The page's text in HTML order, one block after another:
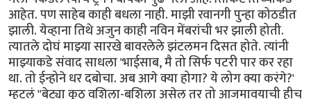
आहेत. पण साहेब काही बधला नाही. माझी रवानगी पुन्हा कोठडीत
झाली. येव्हाना तिथे अजुन काही नविन मेंबरांची भर झाली होती.
त्यातले दोघं माझ्या सारखे बावरलेले झंटलमन दिसत होते. त्यांनी
माझ्याकडे संवाद साधला 'भाईसाब, मै तो सिर्फ पटरी पार कर रहा
था. तो ईन्होने धर दबोचा. अब आगे क्या होगा? ये लोग क्या करंगे?'
म्हटलं "बेट्या कुठ वशिला-बशिला असेल तर तो आजमावयाची हीच